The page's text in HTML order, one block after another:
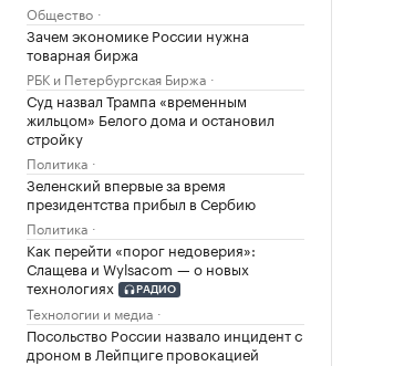
Общество
Зачем экономике России нужна
товарная биржа
РБК и Петербургская Биржа
Суд назвал Трампа «временным
жильцом» Белого дома и остановил
стройку
Политика
Зеленский впервые за время
президентства прибыл в Сербию
Политика
Как перейти «порог недоверия»:
Слащева и Wylsacom — о новых
технологиях
РАДИО
Технологии и медиа
Посольство России назвало инцидент с
дроном в Лейпциге провокацией